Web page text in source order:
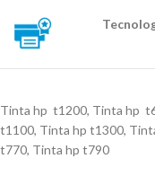
Tinta hp t1200, Tinta hp
t1100, Tinta hp t1300,
t770, Tinta hp t790